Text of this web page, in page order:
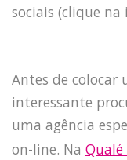
sociais (clique
Antes de colocar
interessante
uma agência
on-line. Na